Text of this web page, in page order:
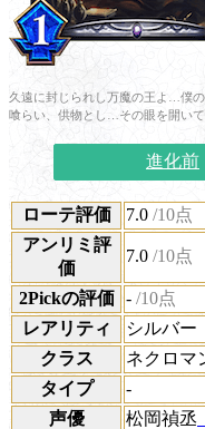
久遠に封じられし万魔の王よ…僕
喰らい、供物とし…その眼を開いて
進化前
ローテ評価 7.0 /10点
アンリミ評
価
7.0 /10点
2Pickの評価 - /10点
レアリティ
シルバー
クラス
ネクロマ
タイプ
-
声優
松岡禎丞